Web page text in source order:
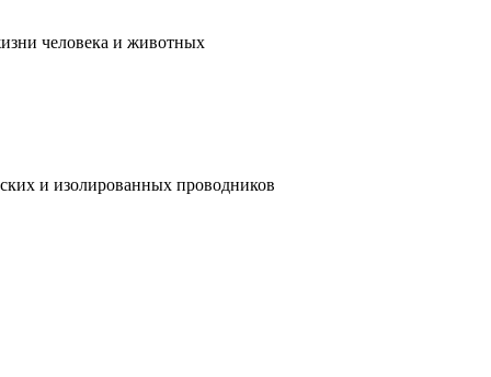
человека и животных
и изолированных проводников